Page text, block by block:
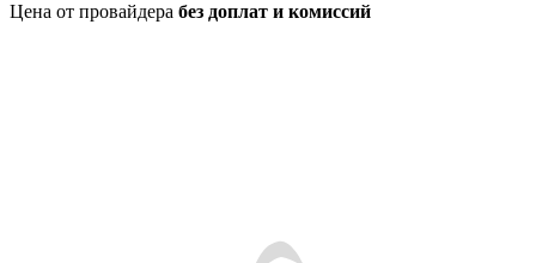
Цена от провайдера без доплат и комиссий